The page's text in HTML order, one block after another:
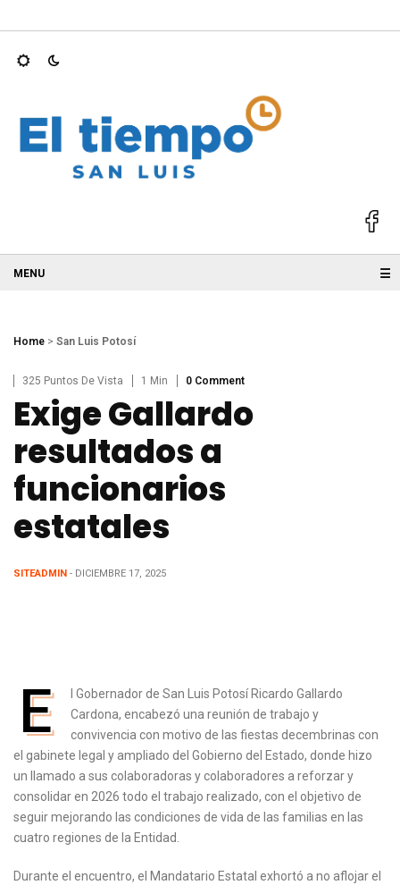
☰
Home > San Luis Potosí
325 Puntos De Vista 1 Min 0 Comment
Exige Gallardo
resultados a
funcionarios
estatales
SITEADMIN - DICIEMBRE 17, 2025
E
l Gobernador de San Luis Potosí Ricardo Gallardo
Cardona, encabezó una reunión de trabajo y
convivencia con motivo de las fiestas decembrinas con
el gabinete legal y ampliado del Gobierno del Estado, donde hizo
un llamado a sus colaboradoras y colaboradores a reforzar y
consolidar en 2026 todo el trabajo realizado, con el objetivo de
seguir mejorando las condiciones de vida de las familias en las
cuatro regiones de la Entidad.
Durante el encuentro, el Mandatario Estatal exhortó a no aflojar el